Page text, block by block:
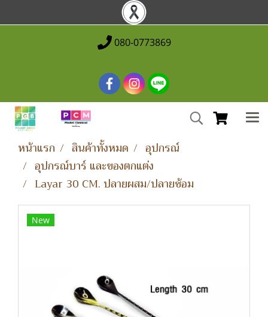
080-0773869
หน้าแรก สินค้าทั้งหมด
อุปกรณ์
อุปกรณ์บาร์ และของตกแต่ง
Layar 30 CM. ปลายผสม/ปลายซ้อม
New